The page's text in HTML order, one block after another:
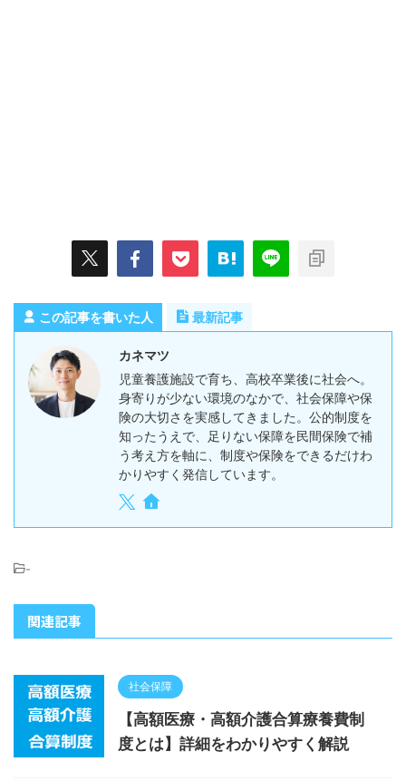
この記事を書いた人 最新記事
カネマツ
児童養護施設で育ち、高校卒業後に社会へ。
身寄りが少ない環境のなかで、社会保障や保
険の大切さを実感してきました。公的制度を
知ったうえで、足りない保障を民間保険で補
う考え方を軸に、制度や保険をできるだけわ
かりやすく発信しています。
-
関連記事
社会保障
【高額医療・高額介護合算療養費制
度とは】詳細をわかりやすく解説